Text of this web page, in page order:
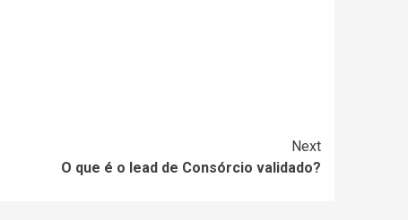
Next
O que é o lead de Consórcio validado?